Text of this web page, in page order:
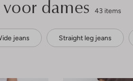
dames 43 items
jeans Straight leg jeans